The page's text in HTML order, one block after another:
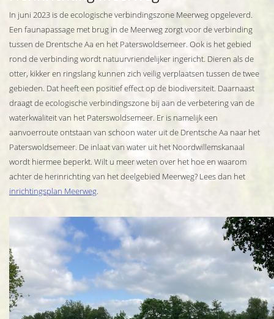
In juni 2023 is de ecologische verbindingszone Meerweg opgeleverd.
Een faunapassage met brug in de Meerweg zorgt voor de verbinding
tussen de Drentsche Aa en het Paterswoldsemeer. Ook is het gebied
rond de verbinding wordt natuurvriendelijker ingericht. Dieren als de
otter, kikker en ringslang kunnen zich veilig verplaatsen tussen de twee
gebieden. Dat heeft een positief effect op de biodiversiteit. Daarnaast
draagt de ecologische verbindingszone bij aan de verbetering van de
waterkwaliteit van het Paterswoldsemeer. Er is namelijk een
aanvoerroute ontstaan van schoon water uit de Drentsche Aa naar het
Paterswoldsemeer. De inlaat van water uit het Noordwillemskanaal
wordt hiermee beperkt. Wilt u meer weten over het hoe en waarom
achter de herinrichting van het deelgebied Meerweg? Lees dan het
inrichtingsplan Meerweg.